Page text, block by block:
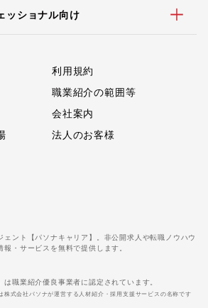
ッショナル向け
利用規約
職業紹介の範囲等
会社案内
法人のお客様
ェント【パソナキャリア】。非公開求人や転職ノウハウ
報・サービスを無料で提供します。
は職業紹介優良事業者に認定されています。
株式会社パソナが運営する人材紹介・採用支援サービスの名称です